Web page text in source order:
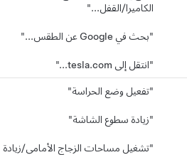
الكاميرا/القفل..."
"بحث في Google عن الطقس..."
"انتقل إلى tesla.com..."
"تفعيل وضع الحراسة"
"زيادة سطوع الشاشة"
"تشغيل مساحات الزجاج الأمامي/زيادة